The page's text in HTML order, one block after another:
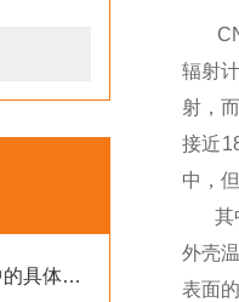
紫外辐射观测系统在各行业中的具体应用分享
辐射
射，
接近
中，
其
外壳
表面